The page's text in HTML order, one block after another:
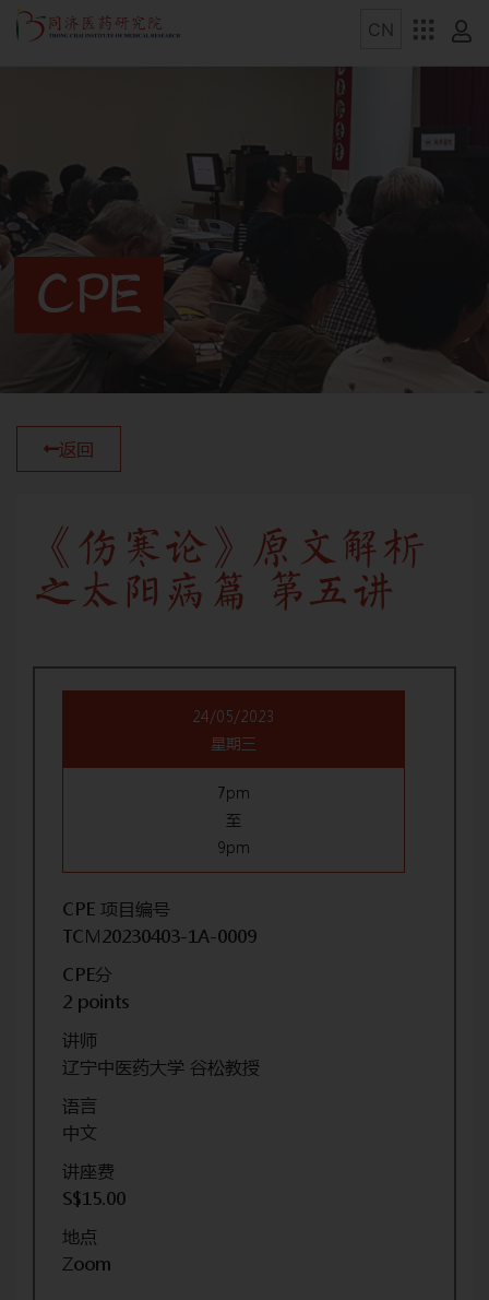
CPE
返回
《伤寒论》原文解析
之太阳病篇 第五讲
24/05/2023
星期三
7pm
至
9pm
CPE 项目编号
TCM20230403-1A-0009
CPE分
2 points
讲师
辽宁中医药大学 谷松教授
语言
中文
讲座费
S$15.00
地点
Zoom